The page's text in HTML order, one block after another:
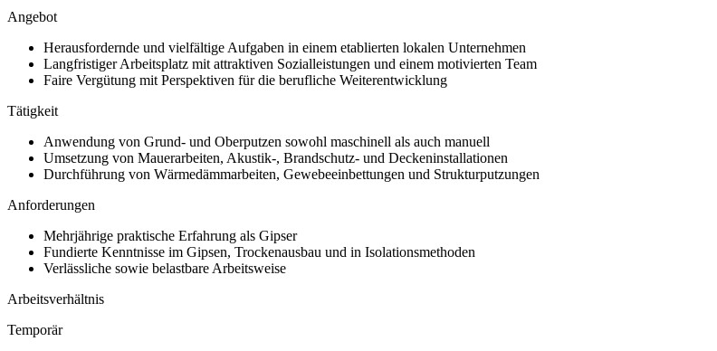
Angebot
Herausfordernde und vielfältige Aufgaben in einem etablierten lokalen Unternehmen
Langfristiger Arbeitsplatz mit attraktiven Sozialleistungen und einem motivierten Team
Faire Vergütung mit Perspektiven für die berufliche Weiterentwicklung
Tätigkeit
Anwendung von Grund- und Oberputzen sowohl maschinell als auch manuell
Umsetzung von Mauerarbeiten, Akustik-, Brandschutz- und Deckeninstallationen
Durchführung von Wärmedämmarbeiten, Gewebeeinbettungen und Strukturputzungen
Anforderungen
Mehrjährige praktische Erfahrung als Gipser
Fundierte Kenntnisse im Gipsen, Trockenausbau und in Isolationsmethoden
Verlässliche sowie belastbare Arbeitsweise
Arbeitsverhältnis
Temporär